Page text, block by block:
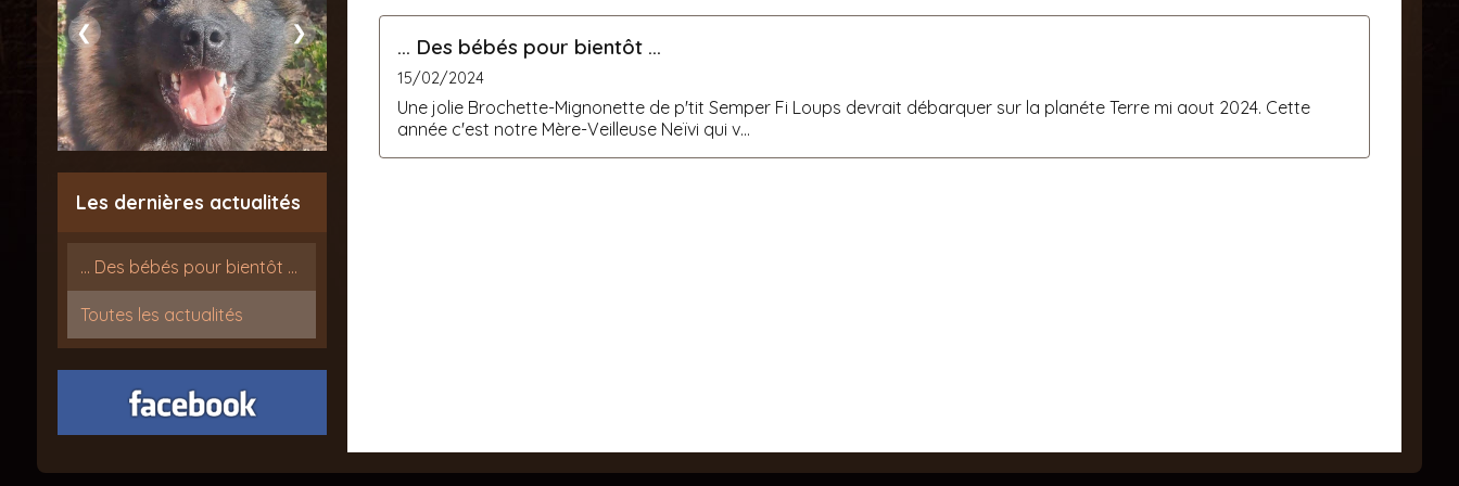
❮ ❯
Les dernières actualités
... Des bébés pour bientôt ...
Toutes les actualités
... Des bébés pour bientôt ...
15/02/2024
Une jolie Brochette-Mignonette de p'tit Semper Fi Loups devrait débarquer sur la planéte Terre mi aout 2024. Cette
année c'est notre Mère-Veilleuse Neïvi qui v...